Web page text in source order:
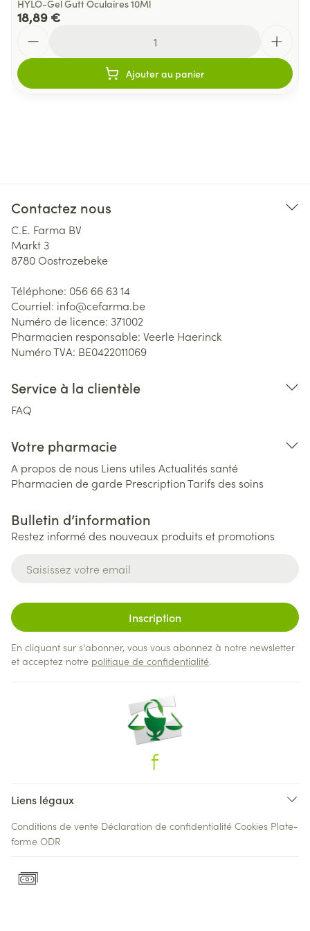
HYLO-Gel Gutt Oculaires 10Ml
18,89 €
Ajouter au panier
Contactez nous
C.E. Farma BV
Markt 3
8780Oostrozebeke
Téléphone: 056 66 63 14
Courriel: info@cefarma.be
Numéro de licence: 371002
Pharmacien responsable: Veerle Haerinck
Numéro TVA: BE0422011069
Service à la clientèle
FAQ
Votre pharmacie
A propos de nous Liens utiles Actualités santé
Pharmacien de garde PrescriptionTarifs des soins
Bulletin d’information
Restez informé des nouveaux produits et promotions
Inscription
En cliquant sur s'abonner, vous vous abonnez à notre newsletter
et acceptez notre politique de confidentialité.
Liens légaux
Conditions de vente Déclaration de confidentialité Cookies Plate-
forme ODR